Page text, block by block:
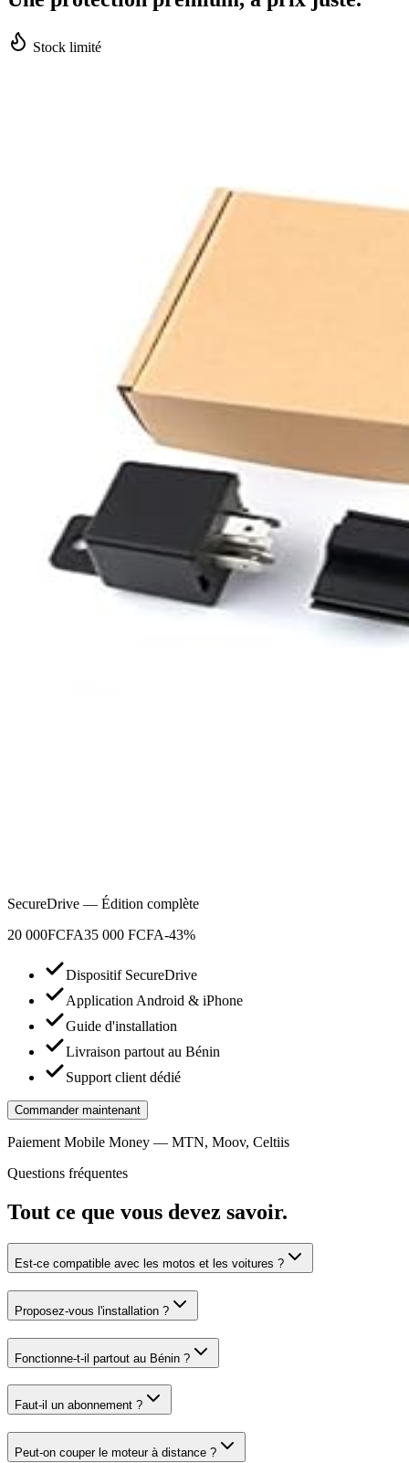
Stock limité
SecureDrive — Édition complète
20 000FCFA35 000 FCFA-43%
Dispositif SecureDrive
Application Android & iPhone
Guide d'installation
Livraison partout au Bénin
Support client dédié
Commander maintenant
Paiement Mobile Money — MTN, Moov, Celtiis
Questions fréquentes
Tout ce que vous devez savoir.
Est-ce compatible avec les motos et les voitures ?
Proposez-vous l'installation ?
Fonctionne-t-il partout au Bénin ?
Faut-il un abonnement ?
Peut-on couper le moteur à distance ?